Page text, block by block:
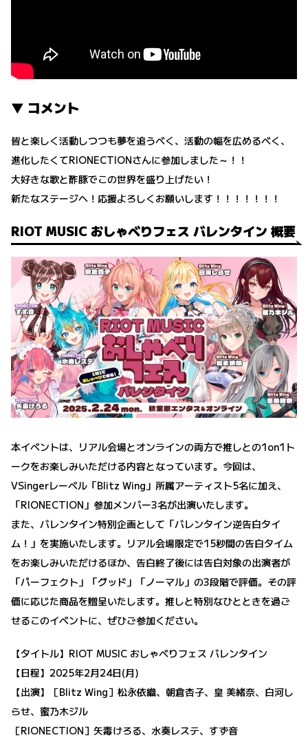
▼ コメント
皆と楽しく活動しつつも夢を追うべく、活動の幅を広めるべく、
進化したくてRIONECTIONさんに参加しました～！！
大好きな歌と酢豚でこの世界を盛り上げたい！
新たなステージへ！応援よろしくお願いします！！！！！！！
RIOT MUSIC おしゃべりフェス バレンタイン 概要
本イベントは、リアル会場とオンラインの両方で推しとの1on1ト
ークをお楽しみいただける内容となっています。今回は、
VSingerレーベル「Blitz Wing」所属アーティスト5名に加え、
「RIONECTION」参加メンバー3名が出演いたします。
また、バレンタイン特別企画として「バレンタイン逆告白タイ
ム！」を実施いたします。リアル会場限定で15秒間の告白タイム
をお楽しみいただけるほか、告白終了後には告白対象の出演者が
「パーフェクト」「グッド」「ノーマル」の3段階で評価。その評
価に応じた商品を贈呈いたします。推しと特別なひとときを過ご
せるこのイベントに、ぜひご参加ください。
【タイトル】RIOT MUSIC おしゃべりフェス バレンタイン
【日程】2025年2月24日(月)
【出演】［Blitz Wing］松永依織、朝倉杏子、皇 美緒奈、白河し
らせ、蜜乃木ジル
［RIONECTION］矢毒けろる、水奏レステ、すず音